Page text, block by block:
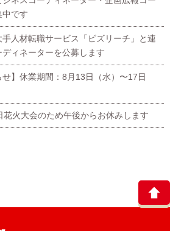
中です
手人材転職サービス「ビズリーチ」と連
ィネーターを公募します
せ】休業期間：8月13日（水）〜17日
花火大会のため午後からお休みします